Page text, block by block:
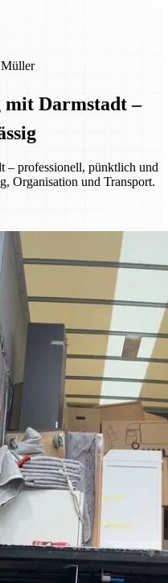
Müller
mit Darmstadt –
– professionell, pünktlich und
Organisation und Transport.